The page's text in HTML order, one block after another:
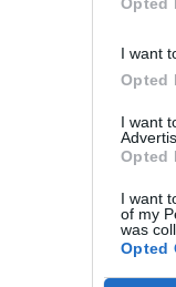
I want
Opted
I want
Opted
I want
of my
was
Opted